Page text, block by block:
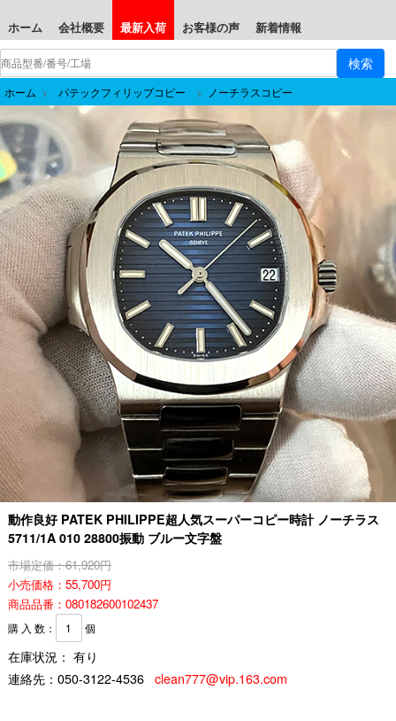
ホーム 会社概要 最新入荷 お客様の声 新着情報
ホーム > パテックフィリップコピー > ノーチラスコピー
動作良好 PATEK PHILIPPE超人気スーパーコピー時計 ノーチラス
5711/1A 010 28800振動 ブルー文字盤
市場定価：61,920円
小売価格：55,700円
商品品番：080182600102437
購 入 数： 個
在庫状況： 有り
連絡先： 050-3122-4536 clean777@vip.163.com